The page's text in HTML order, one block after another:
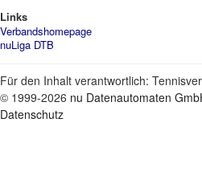
Links
Verbandshomepage
nuLiga DTB
Für den Inhalt verantwortlich:
© 1999-2026 nu Datenautomaten
Datenschutz